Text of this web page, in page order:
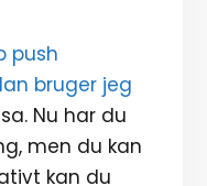
push
bruger jeg
Nu har du
men du kan
kan du